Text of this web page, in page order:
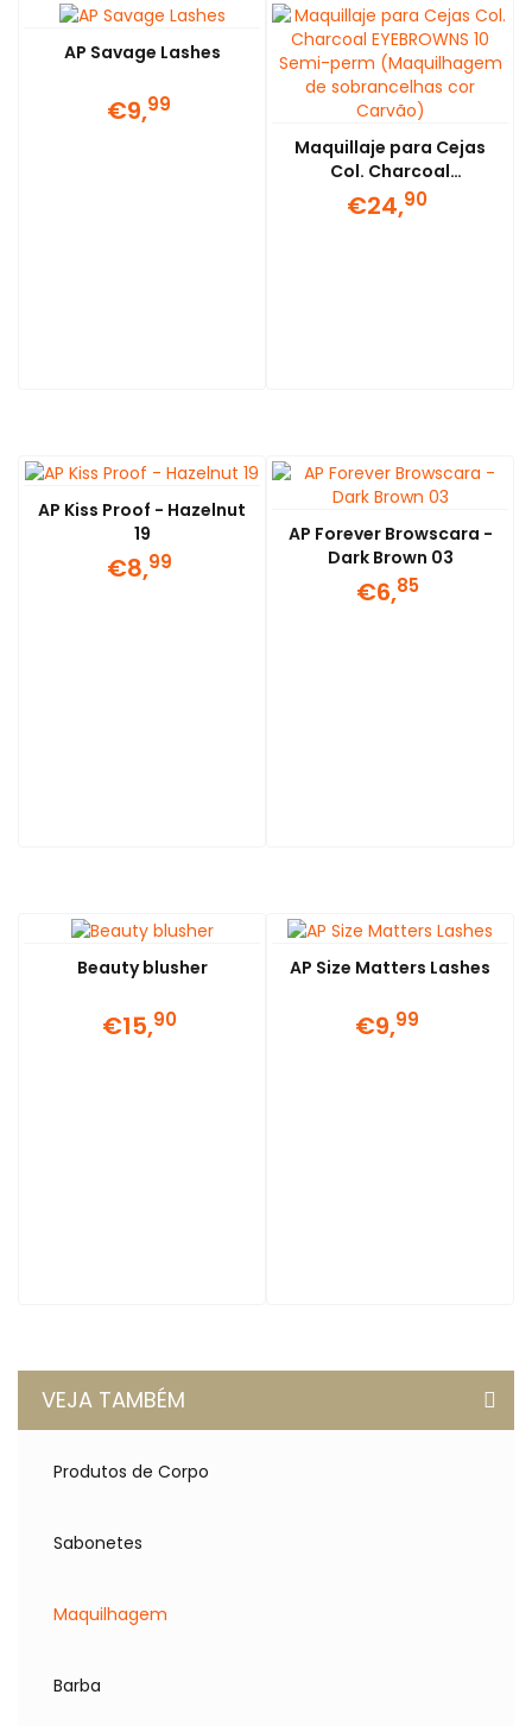
AP Savage Lashes
€9,99
Maquillaje para Cejas
Col. Charcoal
EYEBROWNS 10 Semi-
perm (Maquilhagem de
€24,90
AP Kiss Proof - Hazelnut
19
€8,99
AP Forever Browscara -
Dark Brown 03
€6,85
Beauty blusher
€15,90
AP Size Matters Lashes
€9,99
VEJA TAMBÉM
Produtos de Corpo
Sabonetes
Maquilhagem
Barba